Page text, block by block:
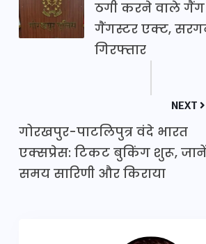
ठगी करने वाले
गैंगस्टर एक्ट,
गिरफ्तार
NEXT
गोरखपुर-पाटलिपुत्र वंदे भारत
एक्सप्रेस: टिकट बुकिंग शुरू, जानें
समय सारिणी और किराया